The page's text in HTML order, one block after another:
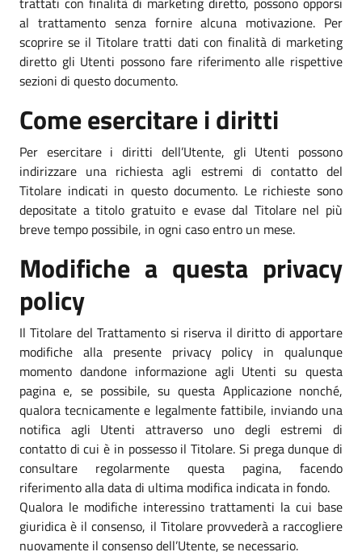
al trattamento senza fornire alcuna motivazione. Per
scoprire se il Titolare tratti dati con finalità di marketing
diretto gli Utenti possono fare riferimento alle rispettive
sezioni di questo documento.
Come esercitare i diritti
Per esercitare i diritti dell’Utente, gli Utenti possono
indirizzare una richiesta agli estremi di contatto del
Titolare indicati in questo documento. Le richieste sono
depositate a titolo gratuito e evase dal Titolare nel più
breve tempo possibile, in ogni caso entro un mese.
Modifiche a questa privacy
policy
Il Titolare del Trattamento si riserva il diritto di apportare
modifiche alla presente privacy policy in qualunque
momento dandone informazione agli Utenti su questa
pagina e, se possibile, su questa Applicazione nonché,
qualora tecnicamente e legalmente fattibile, inviando una
notifica agli Utenti attraverso uno degli estremi di
contatto di cui è in possesso il Titolare. Si prega dunque di
consultare regolarmente questa pagina, facendo
riferimento alla data di ultima modifica indicata in fondo.
Qualora le modifiche interessino trattamenti la cui base
giuridica è il consenso, il Titolare provvederà a raccogliere
nuovamente il consenso dell’Utente, se necessario.